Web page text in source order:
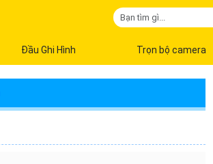
Đầu Ghi Hình Trọn bộ camera